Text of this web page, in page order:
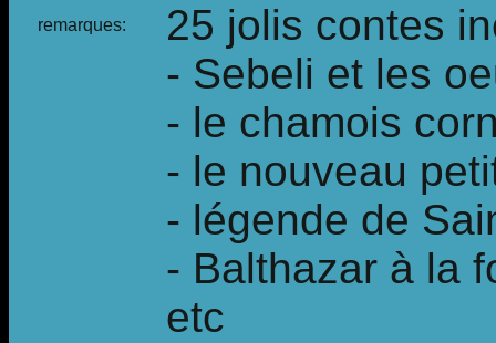
remarques:
25 jolis contes
- Sebeli et les
- le chamois
- le nouveau
- légende de
- Balthazar à la
etc